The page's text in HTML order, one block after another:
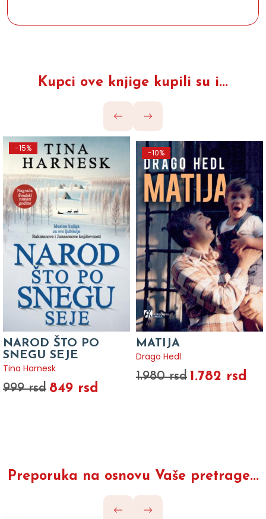
Kupci ove knjige kupili su i...
-15%
NAROD ŠTO PO
SNEGU SEJE
Tina Harnesk
999 rsd 849 rsd
-10%
MATIJA
Drago Hedl
1.980 rsd 1.782 rsd
Preporuka na osnovu Vaše pretrage...